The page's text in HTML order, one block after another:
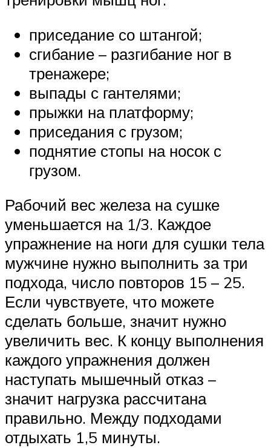
приседание со штангой;
сгибание – разгибание ног в
тренажере;
выпады с гантелями;
прыжки на платформу;
приседания с грузом;
поднятие стопы на носок с
грузом.
Рабочий вес железа на сушке
уменьшается на 1/3. Каждое
упражнение на ноги для сушки тела
мужчине нужно выполнить за три
подхода, число повторов 15 – 25.
Если чувствуете, что можете
сделать больше, значит нужно
увеличить вес. К концу выполнения
каждого упражнения должен
наступать мышечный отказ –
значит нагрузка рассчитана
правильно. Между подходами
отдыхать 1,5 минуты.